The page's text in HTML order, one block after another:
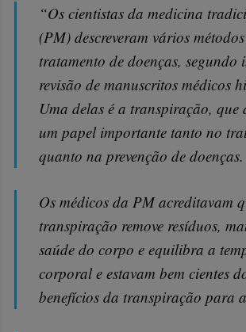
“Os cientistas da medicina
(PM) descreveram vários
tratamento de doenças, segundo
revisão de manuscritos médicos
Uma delas é a transpiração, que
um papel importante tanto no
quanto na prevenção de doenças.
Os médicos da PM acreditavam
transpiração remove resíduos,
saúde do corpo e equilibra a
corporal e estavam bem cientes
benefícios da transpiração para